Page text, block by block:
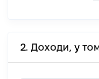
2. Доходи, у